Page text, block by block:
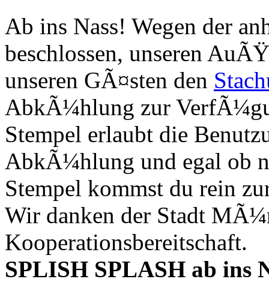
Ab ins Nass! Wegen der
beschlossen, unseren
unseren GÃ¤sten den
AbkÃ¼hlung zur
Stempel erlaubt die
AbkÃ¼hlung und egal ob
Stempel kommst du rein
Wir danken der Stadt
Kooperationsbereitschaft.
SPLISH SPLASH ab ins